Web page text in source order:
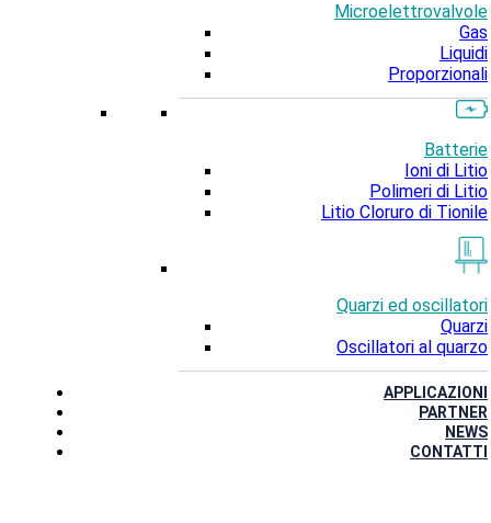
Microelettrovalvole
Gas
Liquidi
Proporzionali
Batterie
Ioni di Litio
Polimeri di Litio
Litio Cloruro di Tionile
Quarzi ed oscillatori
Quarzi
Oscillatori al quarzo
APPLICAZIONI
PARTNER
NEWS
CONTATTI